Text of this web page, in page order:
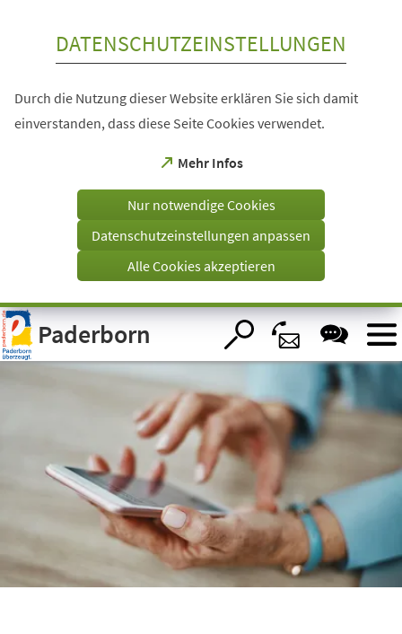
Visuelle
Assistenzsoftware
öffnen.
DATENSCHUTZEINSTELLUNGEN
Durch die Nutzung dieser Website erklären Sie sich damit
einverstanden, dass diese Seite Cookies verwendet.
Mehr Infos
(Öffnet
einem
Tab)
Nur notwendige Cookies
Datenschutzeinstellungen anpassen
Alle Cookies akzeptieren
Paderborn